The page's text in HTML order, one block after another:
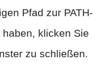
Pfad zur PATH-
klicken Sie
zu schließen.